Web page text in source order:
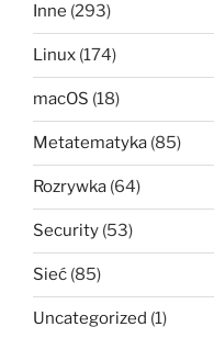
Inne (293)
Linux (174)
macOS (18)
Metatematyka (85)
Rozrywka (64)
Security (53)
Sieć (85)
Uncategorized (1)